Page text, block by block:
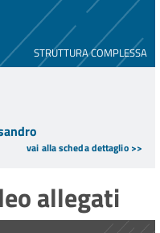
STRUTTURA COMPLESSA
vai alla scheda dettaglio >>
allegati
avec_v.1.0.pdf